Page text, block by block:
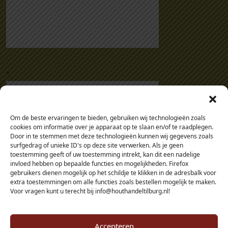
Om de beste ervaringen te bieden, gebruiken wij technologieën zoals
cookies om informatie over je apparaat op te slaan en/of te raadplegen.
Door in te stemmen met deze technologieën kunnen wij gegevens zoals
surfgedrag of unieke ID's op deze site verwerken. Als je geen
toestemming geeft of uw toestemming intrekt, kan dit een nadelige
invloed hebben op bepaalde functies en mogelijkheden. Firefox
gebruikers dienen mogelijk op het schildje te klikken in de adresbalk voor
extra toestemmingen om alle functies zoals bestellen mogelijk te maken.
Voor vragen kunt u terecht bij info@houthandeltilburg.nl!
Accepteren
.